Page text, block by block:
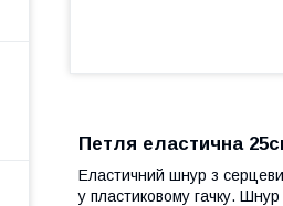
Петля еластична
Еластичний шнур з
у пластиковому гачку.